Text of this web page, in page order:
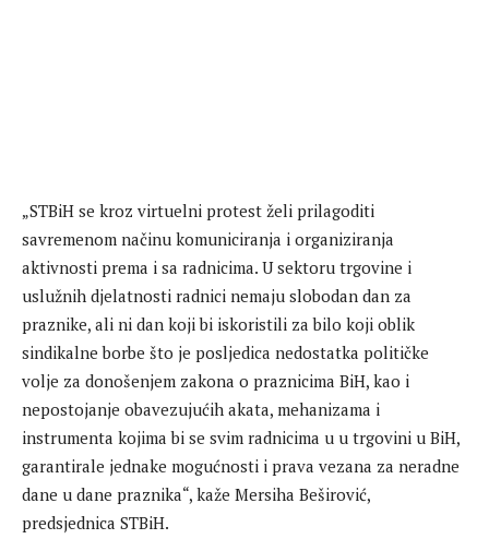
„STBiH se kroz virtuelni protest želi prilagoditi
savremenom načinu komuniciranja i organiziranja
aktivnosti prema i sa radnicima. U sektoru trgovine i
uslužnih djelatnosti radnici nemaju slobodan dan za
praznike, ali ni dan koji bi iskoristili za bilo koji oblik
sindikalne borbe što je posljedica nedostatka političke
volje za donošenjem zakona o praznicima BiH, kao i
nepostojanje obavezujućih akata, mehanizama i
instrumenta kojima bi se svim radnicima u u trgovini u BiH,
garantirale jednake mogućnosti i prava vezana za neradne
dane u dane praznika“, kaže Mersiha Beširović,
predsjednica STBiH.